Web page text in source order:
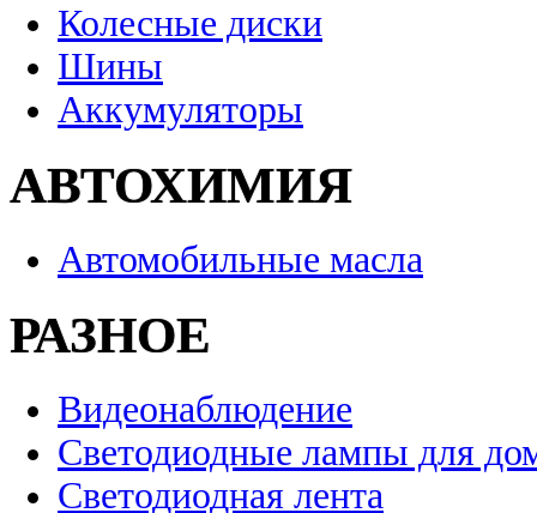
Колесные диски
Шины
Аккумуляторы
АВТОХИМИЯ
Автомобильные масла
РАЗНОЕ
Видеонаблюдение
Светодиодные лампы для
Светодиодная лента